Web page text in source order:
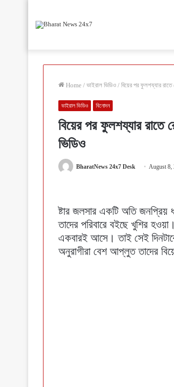
Home / ভাইরাল ভিডিও / বিয়ের পর ফুলশয্যার রাতে
ভাইরাল ভিডিও বিনোদন
বিয়ের পর ফুলশয্যার রাতে
ভিডিও
BharatNews 24x7 Desk August 8,
ষ্টার জলসার একটি অতি জনপ্রিয়
তাদের পরিবারে বইছে খুশির
একবারই আসে। তাই সেই
অনুরাগীরা বেশ আপ্লুত তাদের